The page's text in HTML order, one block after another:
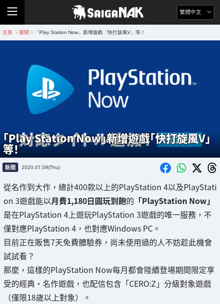
繁體中文
主頁 > 新聞 > 「Play Station Now」新增遊戲「快打旋風V」等！
「Play Station Now」新增遊戲「快打旋風V」
等！
新聞 2020.07.09(Thu)
從名作到大作，總計400款以上的PlayStation 4以及PlayStati
on 3遊戲能以月費1,180日圓玩到飽的 「PlayStation Now」
是在PlayStation 4上遊玩PlayStation 3遊戲的唯一服務，不
僅對應PlayStation 4，也對應Windows PC。
目前正在販售7天免費體驗券，尚未使用過的人不妨趁此機會
試試看？
那麼，這樣的PlayStation Now每月都會陸續登場期間限定享
受的經典・名作遊戲，也配信包含「CERO:Z」分級對象遊戲
（僅限18歲以上對象）。